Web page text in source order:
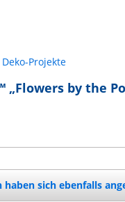
Projekte
„Flowers by the
haben sich ebenfalls